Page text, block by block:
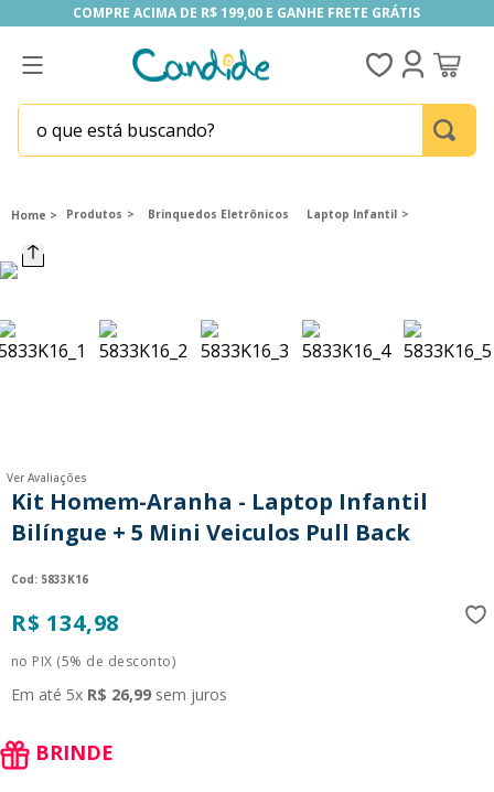
COMPRE ACIMA DE R$ 199,00 E GANHE FRETE GRÁTIS
COMPRE ACIMA DE R$ 199,00 E GANHE FRETE GRÁTIS
o que está buscando?
Produtos Brinquedos Eletrônicos Laptop Infantil
Ver Avaliações
Kit Homem-Aranha - Laptop Infantil
Bilíngue + 5 Mini Veiculos Pull Back
: 5833K16
R$ 134,98
no PIX (5% de desconto)
Em até 5x R$ 26,99 sem juros
BRINDE
funko
5 º
five nights at freddy s
9º
guerreiras kpop